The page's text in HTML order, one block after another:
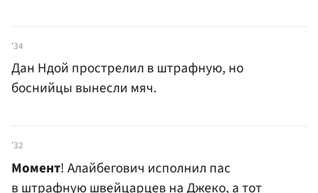
'34
Дан Ндой прострелил в штрафную, но
боснийцы вынесли мяч.
'32
Момент! Алайбегович исполнил пас
в штрафную швейцарцев на Джеко, а тот